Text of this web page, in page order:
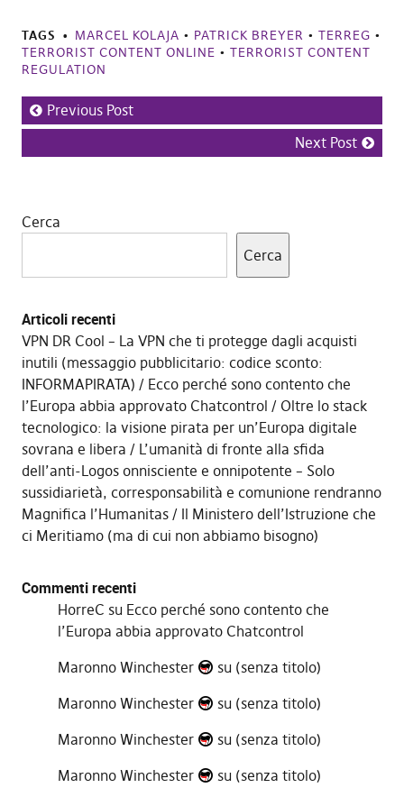
TAGS MARCEL KOLAJA • PATRICK BREYER • TERREG •
TERRORIST CONTENT ONLINE • TERRORIST CONTENT
REGULATION
Previous Post
Next Post
Cerca
Cerca
Articoli recenti
VPN DR Cool – La VPN che ti protegge dagli acquisti
inutili (messaggio pubblicitario: codice sconto:
INFORMAPIRATA)
Ecco perché sono contento che
l’Europa abbia approvato Chatcontrol
Oltre lo stack
tecnologico: la visione pirata per un’Europa digitale
sovrana e libera
L’umanità di fronte alla sfida
dell’anti-Logos onnisciente e onnipotente – Solo
sussidiarietà, corresponsabilità e comunione rendranno
Magnifica l’Humanitas
Il Ministero dell’Istruzione che
ci Meritiamo (ma di cui non abbiamo bisogno)
Commenti recenti
HorreC su Ecco perché sono contento che
l’Europa abbia approvato Chatcontrol
Maronno Winchester
su (senza titolo)
Maronno Winchester
su (senza titolo)
Maronno Winchester
su (senza titolo)
Maronno Winchester
su (senza titolo)